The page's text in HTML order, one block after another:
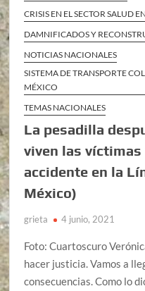
CRISIS EN EL SECTOR SALUD
DAMNIFICADOS Y
NOTICIAS NACIONALES
SISTEMA DE TRANSPORTE
MÉXICO
TEMAS NACIONALES
La pesadilla
viven las
accidente en la
México)
grieta 4 junio, 2021
Foto: Cuartoscuro
hacer justicia. Vamos a
consecuencias. Como lo